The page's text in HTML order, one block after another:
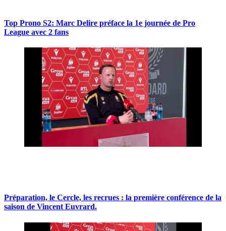
Top Prono S2: Marc Delire préface la 1e journée de Pro
League avec 2 fans
Préparation, le Cercle, les recrues : la première conférence de la
saison de Vincent Euvrard.